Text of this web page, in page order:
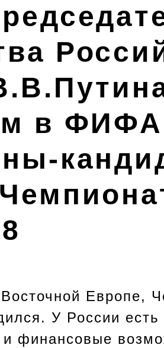
в
Европе,
У России
финансовые